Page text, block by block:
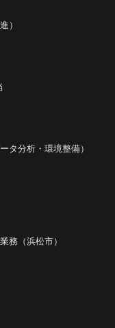
）
タ分析・環境整備）
務（浜松市）